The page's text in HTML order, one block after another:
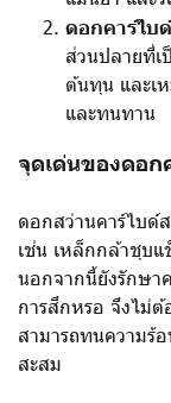
ดอกคาร์ไบ
ส่วนปลายที่เ
ต้นทุน และเ
และทนทาน
จุดเด่นของดอก
ดอกสว่านคาร์ไบด์
เช่น เหล็กกล้าชุบแ
นอกจากนี้ยังรักษา
การสึกหรอ จึงไม่
สามารถทนความร้
สะสม